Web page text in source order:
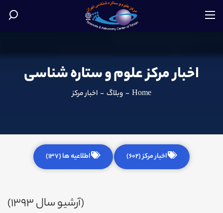
اخبار مرکز علوم و ستاره شناسی
Home
- وبلاگ - اخبار مرکز
اخبار مرکز (602) اطلاعیه ها (137)
(آرشیو سال 1393)